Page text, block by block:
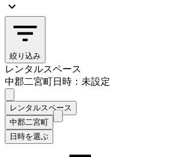
絞り込み
レンタルスペース
中郡二宮町日時：未設定
レンタルスペース
中郡二宮町
日時を選ぶ